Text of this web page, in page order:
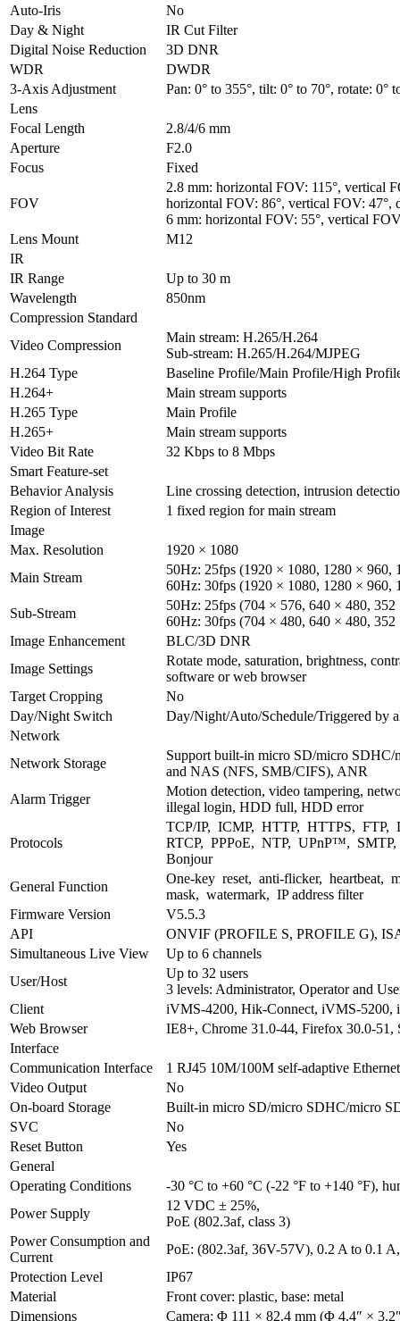
Auto-Iris
No
Day & Night
IR Cut Filter
Digital Noise Reduction
3D DNR
WDR
DWDR
3-Axis Adjustment
Pan: 0° to 355°, tilt: 0° to 70°, rotate: 0°
Lens
Focal Length
2.8/4/6 mm
Aperture
F2.0
Focus
Fixed
FOV
2.8 mm: horizontal FOV: 115°, vertical
horizontal FOV: 86°, vertical FOV: 47°,
6 mm: horizontal FOV: 55°, vertical
Lens Mount
M12
IR
IR Range
Up to 30 m
Wavelength
850nm
Compression Standard
Video Compression
Main stream: H.265/H.264
Sub-stream: H.265/H.264/MJPEG
H.264 Type
Baseline Profile/Main Profile/High
H.264+
Main stream supports
H.265 Type
Main Profile
H.265+
Main stream supports
Video Bit Rate
32 Kbps to 8 Mbps
Smart Feature-set
Behavior Analysis
Line crossing detection, intrusion
Region of Interest
1 fixed region for main stream
Image
Max. Resolution
1920 × 1080
Main Stream
50Hz: 25fps (1920 × 1080, 1280 × 960,
60Hz: 30fps (1920 × 1080, 1280 × 960,
Sub-Stream
50Hz: 25fps (704 × 576, 640 × 480,
60Hz: 30fps (704 × 480, 640 × 480,
Image Enhancement
BLC/3D DNR
Image Settings
Rotate mode, saturation, brightness,
software or web browser
Target Cropping
No
Day/Night Switch
Day/Night/Auto/Schedule/Triggered by
Network
Network Storage
Support built-in micro SD/micro
and NAS (NFS, SMB/CIFS), ANR
Alarm Trigger
Motion detection, video tampering,
illegal login, HDD full, HDD error
Protocols
TCP/IP, ICMP, HTTP, HTTPS,
RTCP, PPPoE, NTP, UPnP™, SMTP,
Bonjour
General Function
One-key reset, anti-flicker, heartbeat,
mask, watermark, IP address filter
Firmware Version
V5.5.3
API
ONVIF (PROFILE S, PROFILE G),
Simultaneous Live View
Up to 6 channels
User/Host
Up to 32 users
3 levels: Administrator, Operator and
Client
iVMS-4200, Hik-Connect, iVMS-5200,
Web Browser
IE8+, Chrome 31.0-44, Firefox 30.0-51,
Interface
Communication Interface
1 RJ45 10M/100M self-adaptive
Video Output
No
On-board Storage
Built-in micro SD/micro SDHC/micro
SVC
No
Reset Button
Yes
General
Operating Conditions
-30 °C to +60 °C (-22 °F to +140 °F),
Power Supply
12 VDC ± 25%,
PoE (802.3af, class 3)
Power Consumption and
Current
PoE: (802.3af, 36V-57V), 0.2 A to 0.1
Protection Level
IP67
Material
Front cover: plastic, base: metal
Dimensions
Camera: Φ 111 × 82.4 mm (Φ 4.4″ ×